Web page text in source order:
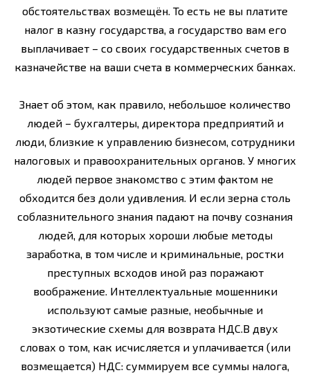
обстоятельствах возмещён. То есть не вы платите
налог в казну государства, а государство вам его
выплачивает – со своих государственных счетов в
казначействе на ваши счета в коммерческих банках.
Знает об этом, как правило, небольшое количество
людей – бухгалтеры, директора предприятий и
люди, близкие к управлению бизнесом, сотрудники
налоговых и правоохранительных органов. У многих
людей первое знакомство с этим фактом не
обходится без доли удивления. И если зерна столь
соблазнительного знания падают на почву сознания
людей, для которых хороши любые методы
заработка, в том числе и криминальные, ростки
преступных всходов иной раз поражают
воображение. Интеллектуальные мошенники
используют самые разные, необычные и
экзотические схемы для возврата НДС.В двух
словах о том, как исчисляется и уплачивается (или
возмещается) НДС: суммируем все суммы налога,